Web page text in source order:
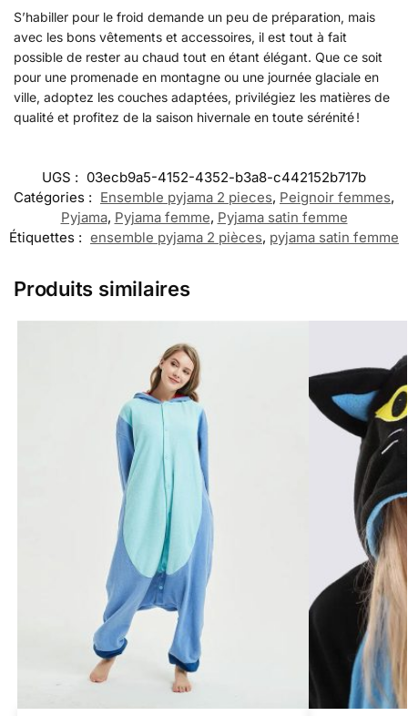
S’habiller pour le froid demande un peu de préparation, mais
avec les bons vêtements et accessoires, il est tout à fait
possible de rester au chaud tout en étant élégant. Que ce soit
pour une promenade en montagne ou une journée glaciale en
ville, adoptez les couches adaptées, privilégiez les matières de
qualité et profitez de la saison hivernale en toute sérénité !
UGS : 03ecb9a5-4152-4352-b3a8-c442152b717b
Catégories : Ensemble pyjama 2 pieces, Peignoir femmes,
Pyjama, Pyjama femme, Pyjama satin femme
Étiquettes : ensemble pyjama 2 pièces, pyjama satin femme
Produits similaires